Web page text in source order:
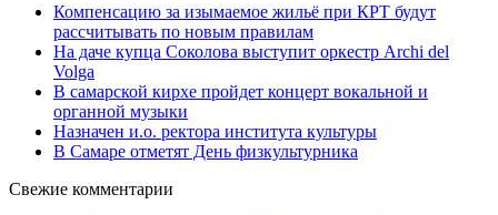
Компенсацию за изымаемое жильё при КРТ будут
рассчитывать по новым правилам
На даче купца Соколова выступит оркестр Archi del
Volga
В самарской кирхе пройдет концерт вокальной и
органной музыки
Назначен и.о. ректора института культуры
В Самаре отметят День физкультурника
Свежие комментарии